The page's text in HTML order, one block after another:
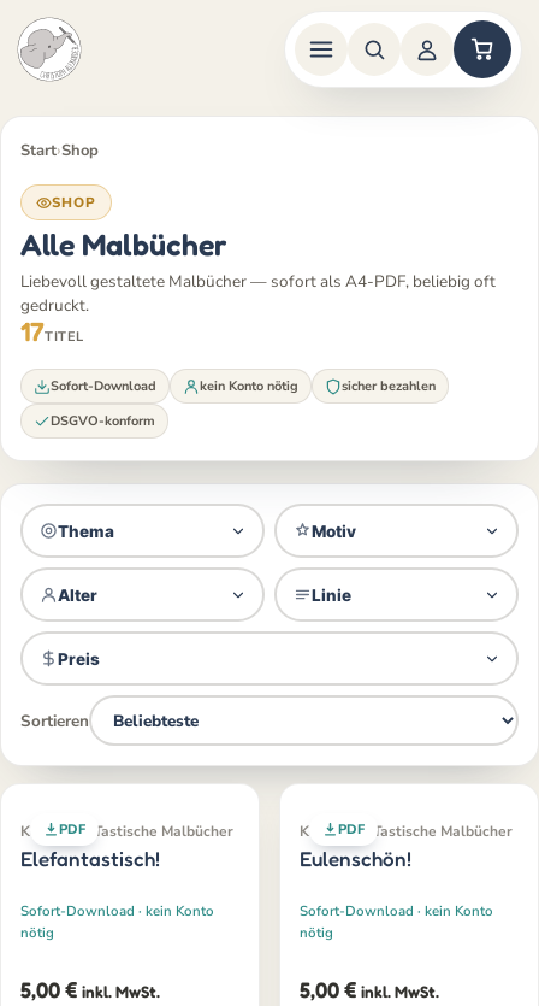
Inhalt
Start›Shop
SHOP
Alle Malbücher
Liebevoll gestaltete Malbücher — sofort als A4-PDF, beliebig oft
gedruckt.
17TITEL
Sofort-Download kein Konto nötig
sicher bezahlen
DSGVO-konform
Thema Motiv
Alter Linie
Preis
Sortieren
PDF
Klassiker · Tastische Malbücher
Elefantastisch!
Sofort-Download · kein Konto
nötig
5,00€ inkl. MwSt.
PDF
Klassiker · Tastische Malbücher
Eulenschön!
Sofort-Download · kein Konto
nötig
5,00€ inkl. MwSt.